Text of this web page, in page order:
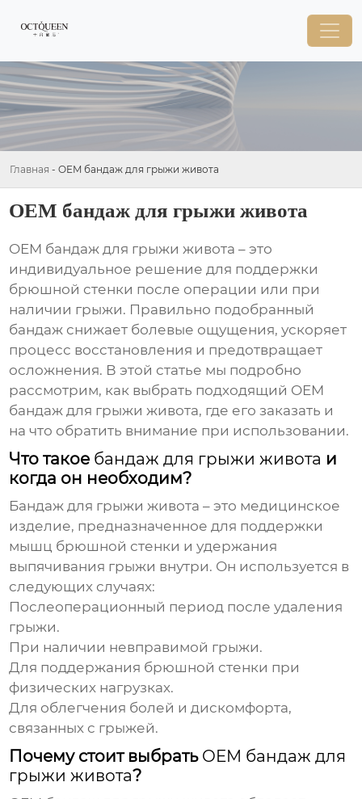
Главная - OEM бандаж для грыжи живота
OEM бандаж для грыжи живота
OEM бандаж для грыжи живота – это
индивидуальное решение для поддержки
брюшной стенки после операции или при
наличии грыжи. Правильно подобранный
бандаж снижает болевые ощущения, ускоряет
процесс восстановления и предотвращает
осложнения. В этой статье мы подробно
рассмотрим, как выбрать подходящий OEM
бандаж для грыжи живота, где его заказать и
на что обратить внимание при использовании.
Что такое бандаж для грыжи живота и
когда он необходим?
Бандаж для грыжи живота – это медицинское
изделие, предназначенное для поддержки
мышц брюшной стенки и удержания
выпячивания грыжи внутри. Он используется в
следующих случаях:
Послеоперационный период после удаления
грыжи.
При наличии невправимой грыжи.
Для поддержания брюшной стенки при
физических нагрузках.
Для облегчения болей и дискомфорта,
связанных с грыжей.
Почему стоит выбрать OEM бандаж для
грыжи живота?